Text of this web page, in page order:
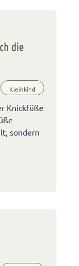
die
Kleinkind
Knickfüße
sondern